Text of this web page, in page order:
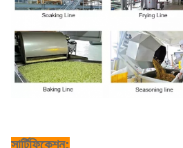
সার্টিফিকেশন: